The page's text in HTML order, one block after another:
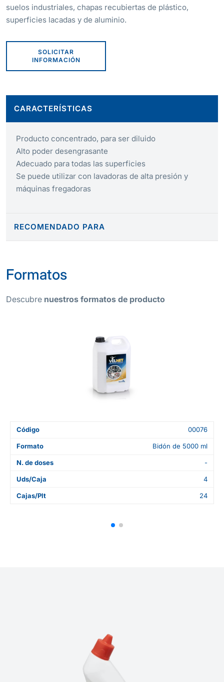
suelos industriales, chapas recubiertas de plástico,
superficies lacadas y de aluminio.
SOLICITAR
INFORMACIÓN
CARACTERÍSTICAS
Producto concentrado, para ser diluido
Alto poder desengrasante
Adecuado para todas las superficies
Se puede utilizar con lavadoras de alta presión y
máquinas fregadoras
RECOMENDADO PARA
Formatos
Descubre nuestros formatos de producto
Código 00076
Formato Bidón de 5000 ml
N. de doses -
Uds/Caja 4
Cajas/Plt 24